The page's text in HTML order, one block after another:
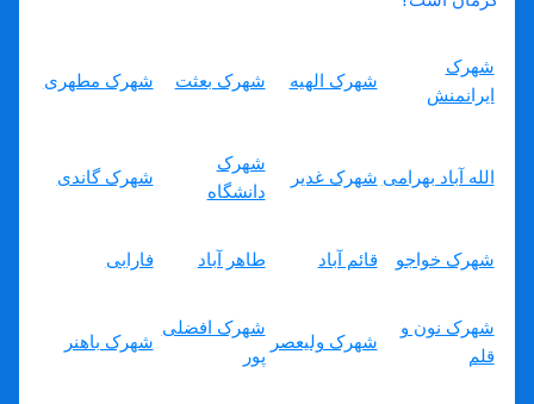
شهرک
ایرانمنش
شهرک الهیه شهرک بعثت شهرک مطهری
الله آباد بهرامی شهرک غدیر
شهرک
دانشگاه
شهرک گاندی
شهرک خواجو قائم آباد طاهر آباد فارابی
شهرک نون و
قلم
شهرک ولیعصر
شهرک افضلی
پور
شهرک باهنر